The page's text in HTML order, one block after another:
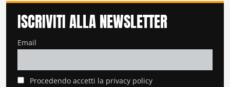
ISCRIVITI ALLA NEWSLETTER
Email
Procedendo accetti la privacy policy